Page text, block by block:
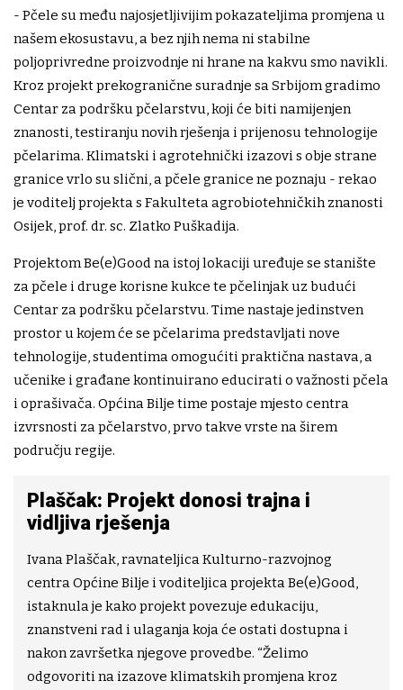
- Pčele su među najosjetljivijim pokazateljima promjena u
našem ekosustavu, a bez njih nema ni stabilne
poljoprivredne proizvodnje ni hrane na kakvu smo navikli.
Kroz projekt prekogranične suradnje sa Srbijom gradimo
Centar za podršku pčelarstvu, koji će biti namijenjen
znanosti, testiranju novih rješenja i prijenosu tehnologije
pčelarima. Klimatski i agrotehnički izazovi s obje strane
granice vrlo su slični, a pčele granice ne poznaju - rekao
je voditelj projekta s Fakulteta agrobiotehničkih znanosti
Osijek, prof. dr. sc. Zlatko Puškadija.
Projektom Be(e)Good na istoj lokaciji uređuje se stanište
za pčele i druge korisne kukce te pčelinjak uz budući
Centar za podršku pčelarstvu. Time nastaje jedinstven
prostor u kojem će se pčelarima predstavljati nove
tehnologije, studentima omogućiti praktična nastava, a
učenike i građane kontinuirano educirati o važnosti pčela
i oprašivača. Općina Bilje time postaje mjesto centra
izvrsnosti za pčelarstvo, prvo takve vrste na širem
području regije.
Plaščak: Projekt donosi trajna i
vidljiva rješenja
Ivana Plaščak, ravnateljica Kulturno-razvojnog
centra Općine Bilje i voditeljica projekta Be(e)Good,
istaknula je kako projekt povezuje edukaciju,
znanstveni rad i ulaganja koja će ostati dostupna i
nakon završetka njegove provedbe. “Želimo
odgovoriti na izazove klimatskih promjena kroz